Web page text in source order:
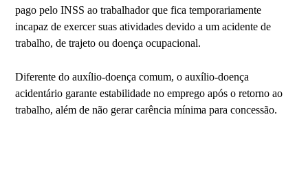
pago pelo INSS ao trabalhador que fica temporariamente
incapaz de exercer suas atividades devido a um acidente de
trabalho, de trajeto ou doença ocupacional.
Diferente do auxílio-doença comum, o auxílio-doença
acidentário garante estabilidade no emprego após o retorno ao
trabalho, além de não gerar carência mínima para concessão.